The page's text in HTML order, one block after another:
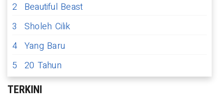
2
Beautiful Beast
3
Sholeh Cilik
4 Yang Baru
5 20 Tahun
TERKINI